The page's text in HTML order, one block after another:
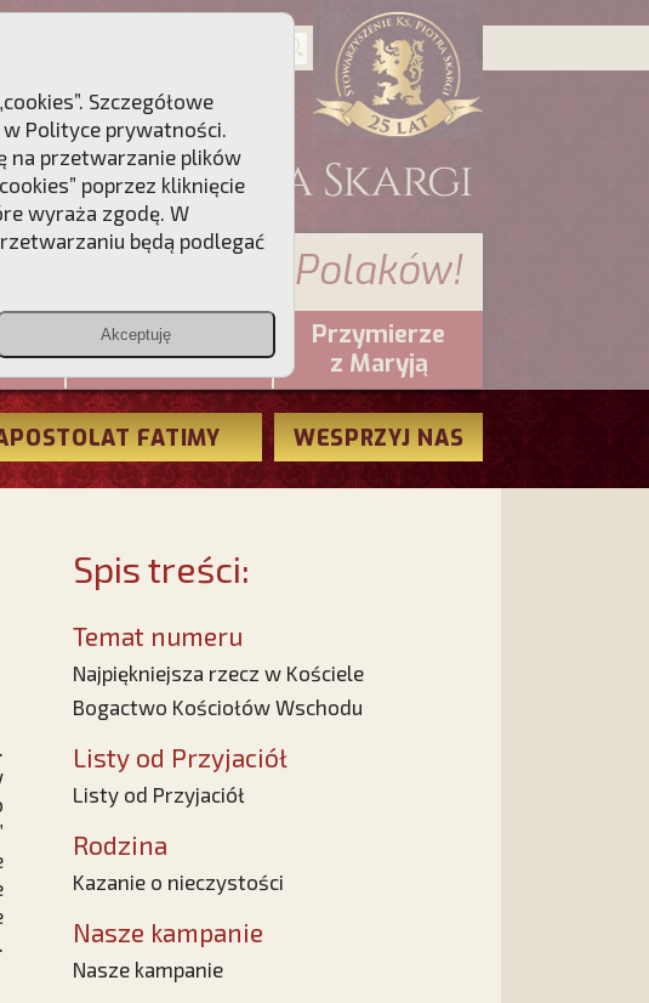
sumienia Polaków!
PCh24.pl
Przymierze
z Maryją
FATIMY WESPRZYJ NAS
Spis treści:
Temat numeru
Najpiękniejsza rzecz w Kościele
Bogactwo Kościołów Wschodu
Listy od Przyjaciół
Listy od Przyjaciół
Rodzina
Kazanie o nieczystości
Nasze kampanie
Nasze kampanie
Szczegółowe
w Polityce prywatności.
na przetwarzanie plików
poprzez kliknięcie
wyraża zgodę. W
będą podlegać
Akceptuję